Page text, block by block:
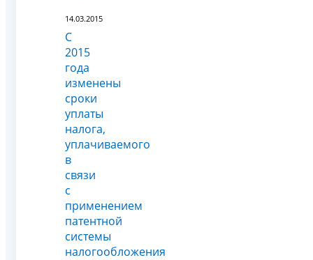
14.03.2015
С
2015
года
изменены
сроки
уплаты
налога,
уплачиваемого
в
связи
с
применением
патентной
системы
налогообложения